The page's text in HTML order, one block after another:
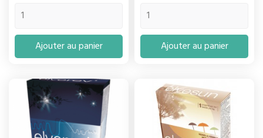
Ajouter au panier Ajouter au panier